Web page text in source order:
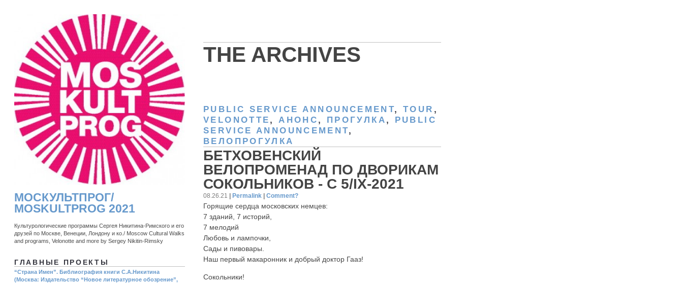
THE ARCHIVES
PUBLIC SERVICE ANNOUNCEMENT,TOUR ,
VELONOTTE ,АНОНС , ПРОГУЛКА , РUBLIC
SERVICE ANNOUNCEMENT,
ВЕЛОПРОГУЛКА
БЕТХОВЕНСКИЙ
ВЕЛОПРОМЕНАД ПО ДВОРИКАМ
СОКОЛЬНИКОВ - С 5/IX-2021
08.26.21 Permalink Comment?
Горящие сердца московских немцев:
7 зданий, 7 историй,
7 мелодий
Любовь и лампочки,
Сады и пивовары.
Наш первый макаронник и добрый доктор Гааз!
Сокольники!
МОСКУЛЬТПРОГ/
MOSKULTPROG 2021
Культурологические программы Сергея Никитина-Римского и его
друзей по Москве, Венеции, Лондону и ко./ Moscow Cultural Walks
and programs, Velonotte and more by Sergey Nikitin-Rimsky
ГЛАВНЫЕ ПРОЕКТЫ
“Страна Имен”. Библиография книги С.А.Никитина
(Москва: Издательство “Новое литературное обозрение”,